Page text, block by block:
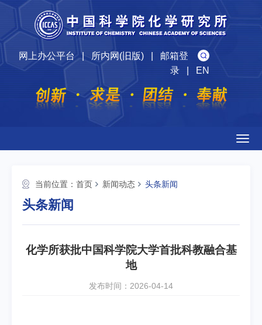
网上办公平台|所内网(旧版)| 邮箱登
录| EN
当前位置： 首页 新闻动态 头条新闻
头条新闻
化学所获批中国科学院大学首批科教融合基
地
发布时间：2026-04-14